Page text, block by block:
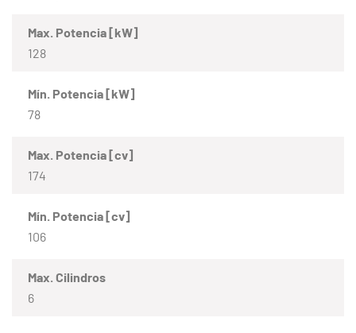
Max. Potencia [kW]
128
Mín. Potencia [kW]
78
Max. Potencia [cv]
174
Mín. Potencia [cv]
106
Max. Cilindros
6